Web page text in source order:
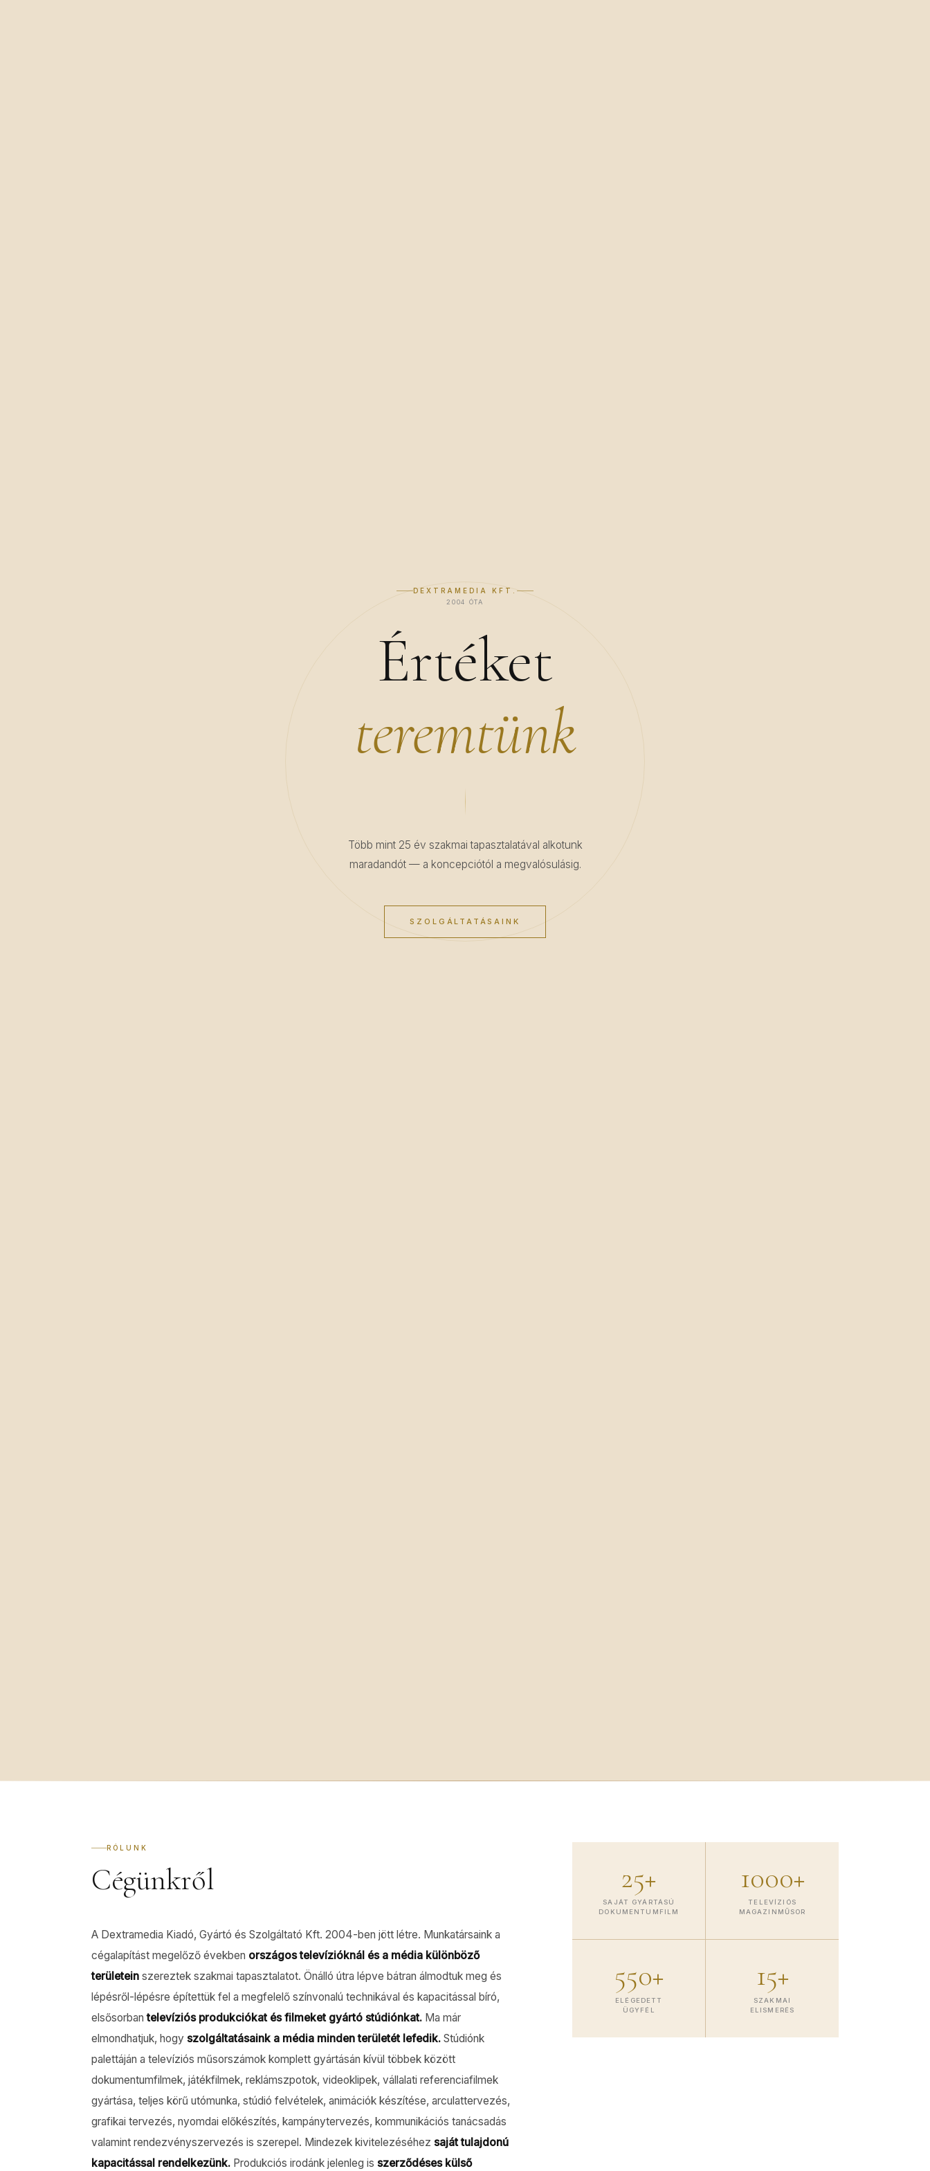
DEXTRAMEDIA KFT.
2004 ÓTA
Értéket
teremtünk
Több mint 25 év szakmai tapasztalatával alkotunk
maradandót — a koncepciótól a megvalósulásig.
SZOLGÁLTATÁSAINK
RÓLUNK
Cégünkről
A Dextramedia Kiadó, Gyártó és Szolgáltató Kft. 2004-ben jött létre. Munkatársaink a
cégalapítást megelőző években országos televízióknál és a média különböző
területein szereztek szakmai tapasztalatot. Önálló útra lépve bátran álmodtuk meg és
lépésről-lépésre építettük fel a megfelelő színvonalú technikával és kapacitással bíró,
elsősorbantelevíziós produkciókat és filmeket gyártó stúdiónkat. Ma már
elmondhatjuk, hogy szolgáltatásaink a média minden területét lefedik. Stúdiónk
palettáján a televíziós műsorszámok komplett gyártásán kívül többek között
dokumentumfilmek, játékfilmek, reklámszpotok, videoklipek, vállalati referenciafilmek
gyártása, teljes körű utómunka, stúdió felvételek, animációk készítése, arculattervezés,
grafikai tervezés, nyomdai előkészítés, kampánytervezés, kommunikációs tanácsadás
valamint rendezvényszervezés is szerepel. Mindezek kivitelezéséhez saját tulajdonú
kapacitással rendelkezünk. Produkciós irodánk jelenleg is szerződéses külső
25+
SAJÁT GYÁRTÁSÚ
DOKUMENTUMFILM
1000+
TELEVÍZIÓS
MAGAZINMŰSOR
550+
ELÉGEDETT
ÜGYFÉL
15+
SZAKMAI
ELISMERÉS